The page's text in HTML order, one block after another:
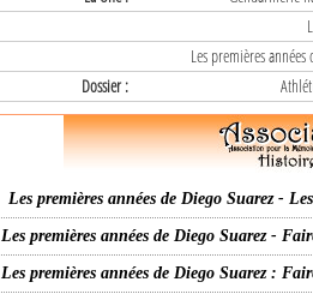
Les premières
Dossier :
Les premières années de Diego Suarez -
Les premières années de Diego Suarez -
Les premières années de Diego Suarez :